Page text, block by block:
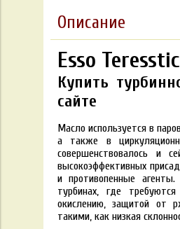
Описание
Esso
Купить
сайте
Масло используется в
а также в
совершенствовалось и
высокоэффективных
и противопенные
турбинах, где
окислению, защитой от
такими, как низкая